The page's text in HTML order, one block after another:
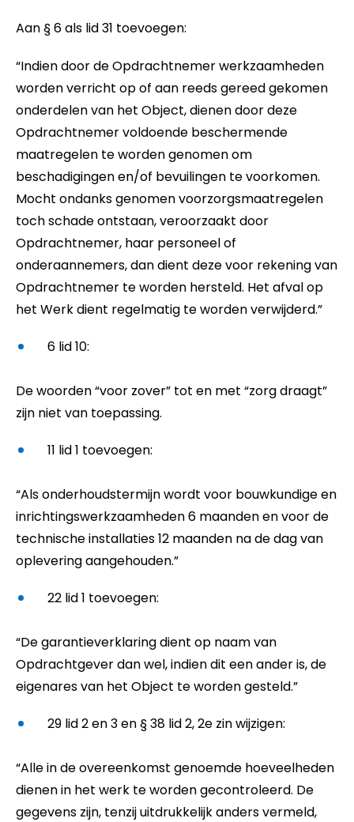
Aan § 6 als lid 31 toevoegen:
“Indien door de Opdrachtnemer werkzaamheden
worden verricht op of aan reeds gereed gekomen
onderdelen van het Object, dienen door deze
Opdrachtnemer voldoende beschermende
maatregelen te worden genomen om
beschadigingen en/of bevuilingen te voorkomen.
Mocht ondanks genomen voorzorgsmaatregelen
toch schade ontstaan, veroorzaakt door
Opdrachtnemer, haar personeel of
onderaannemers, dan dient deze voor rekening van
Opdrachtnemer te worden hersteld. Het afval op
het Werk dient regelmatig te worden verwijderd.”
6 lid 10:
De woorden “voor zover” tot en met “zorg draagt”
zijn niet van toepassing.
11 lid 1 toevoegen:
“Als onderhoudstermijn wordt voor bouwkundige en
inrichtingswerkzaamheden 6 maanden en voor de
technische installaties 12 maanden na de dag van
oplevering aangehouden.”
22 lid 1 toevoegen:
“De garantieverklaring dient op naam van
Opdrachtgever dan wel, indien dit een ander is, de
eigenares van het Object te worden gesteld.”
29 lid 2 en 3 en § 38 lid 2, 2e zin wijzigen:
“Alle in de overeenkomst genoemde hoeveelheden
dienen in het werk te worden gecontroleerd. De
gegevens zijn, tenzij uitdrukkelijk anders vermeld,